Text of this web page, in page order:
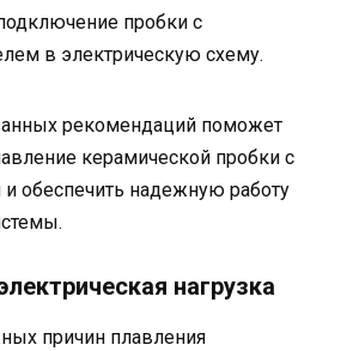
пробки с
в электрическую схему.
рекомендаций поможет
керамической пробки с
обеспечить надежную работу
нагрузка
причин плавления